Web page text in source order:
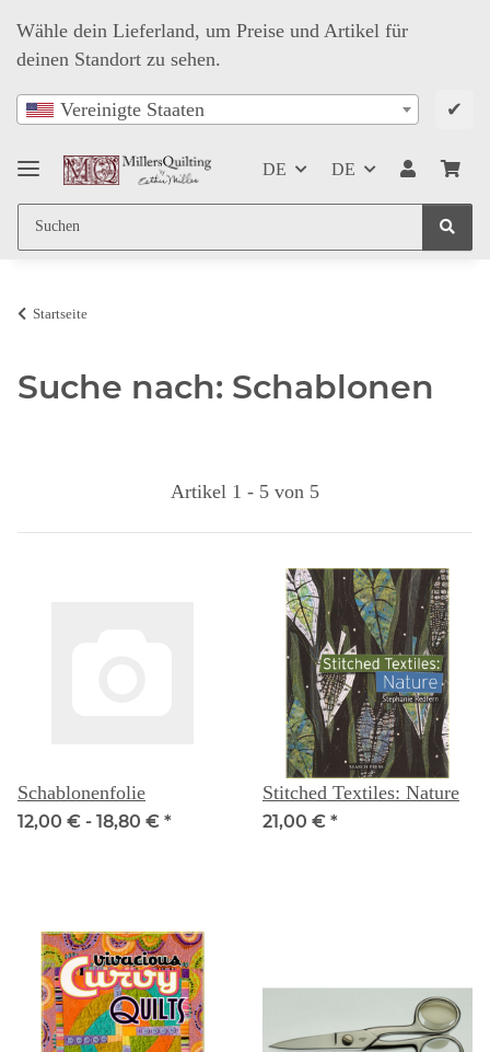
Wähle dein Lieferland, um Preise und Artikel für
deinen Standort zu sehen.
Vereinigte Staaten ✔
DE DE
Startseite
Suche nach: Schablonen
Artikel 1 - 5 von 5
Schablonenfolie
12,00 € - 18,80 € *
Stitched Textiles: Nature
21,00 € *